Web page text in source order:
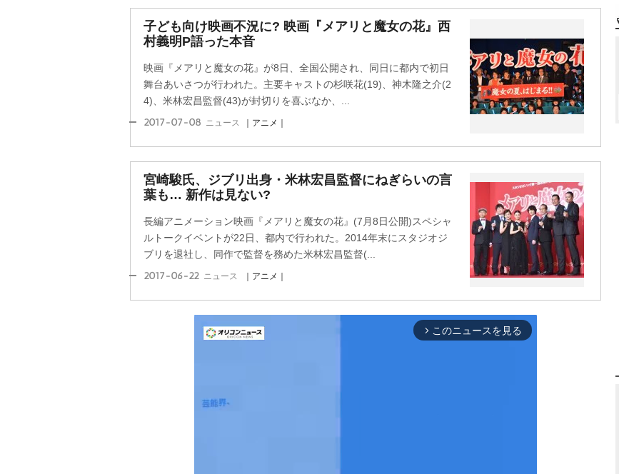
子ども向け映画不況に? 映画『メアリと魔女の花』西
村義明P語った本音
映画『メアリと魔女の花』が8日、全国公開され、同日に都内で初日
舞台あいさつが行われた。主要キャストの杉咲花(19)、神木隆之介(2
4)、米林宏昌監督(43)が封切りを喜ぶなか、...
2017-07-08 ニュース ｜アニメ｜
宮崎駿氏、ジブリ出身・米林宏昌監督にねぎらいの言
葉も… 新作は見ない?
長編アニメーション映画『メアリと魔女の花』(7月8日公開)スペシャ
ルトークイベントが22日、都内で行われた。2014年末にスタジオジ
ブリを退社し、同作で監督を務めた米林宏昌監督(...
2017-06-22 ニュース ｜アニメ｜
arrow_forward_ios このニュースを見る